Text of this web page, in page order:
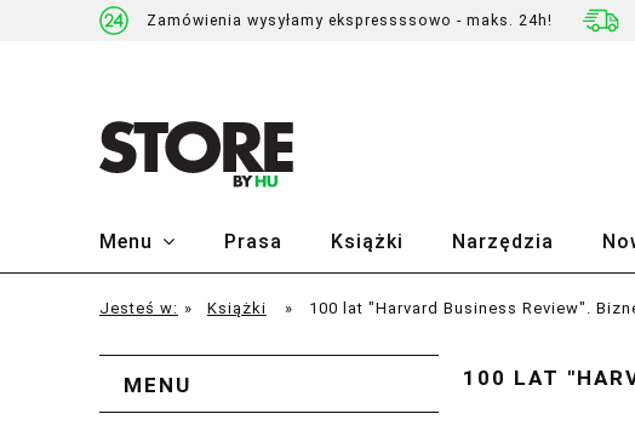
Zamówienia wysyłamy ekspressssowo - maks. 24h!
Menu Prasa Książki Narzędzia
Jesteś w: » Książki » 100 lat "Harvard Business Review".
MENU 100 LAT